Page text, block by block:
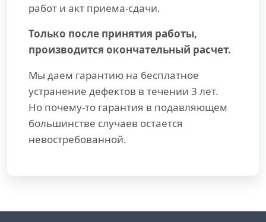
работ и акт приема-сдачи.
Только после принятия работы,
производится окончательный расчет.
Мы даем гарантию на бесплатное
устранение дефектов в течении 3 лет.
Но почему-то гарантия в подавляющем
большинстве случаев остается
невостребованной.